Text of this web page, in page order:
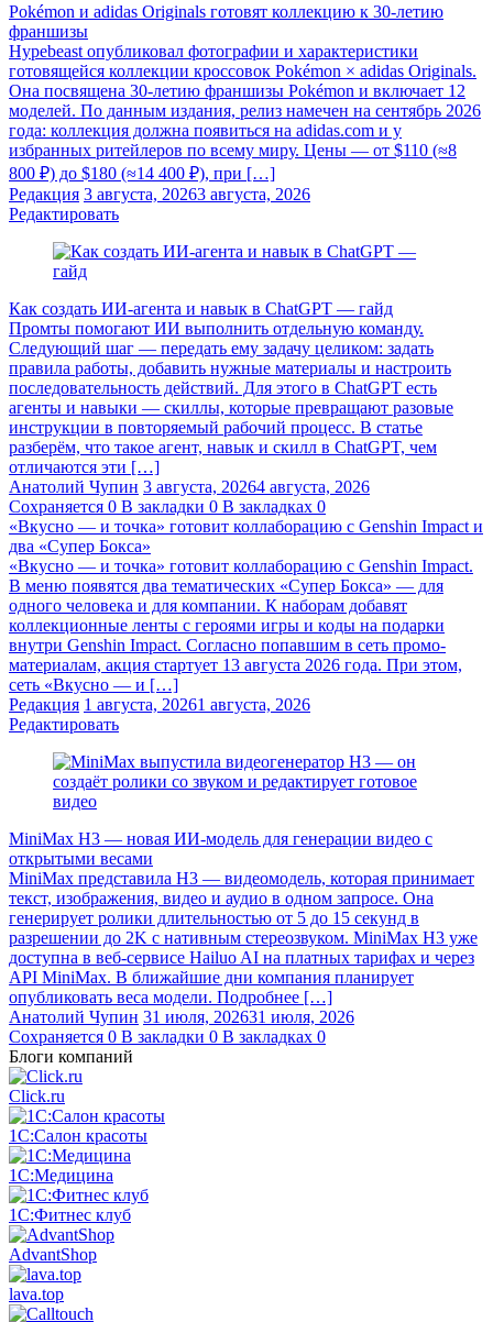
Pokémon и adidas Originals готовят коллекцию к 30-летию
франшизы
Hypebeast опубликовал фотографии и характеристики
готовящейся коллекции кроссовок Pokémon × adidas Originals.
Она посвящена 30-летию франшизы Pokémon и включает 12
моделей. По данным издания, релиз намечен на сентябрь 2026
года: коллекция должна появиться на adidas.com и у
избранных ритейлеров по всему миру. Цены — от $110 (≈8
800 ₽) до $180 (≈14 400 ₽), при […]
Редакция 3 августа, 20263 августа, 2026
Редактировать
Как создать ИИ-агента и навык в ChatGPT — гайд
Промты помогают ИИ выполнить отдельную команду.
Следующий шаг — передать ему задачу целиком: задать
правила работы, добавить нужные материалы и настроить
последовательность действий. Для этого в ChatGPT есть
агенты и навыки — скиллы, которые превращают разовые
инструкции в повторяемый рабочий процесс. В статье
разберём, что такое агент, навык и скилл в ChatGPT, чем
отличаются эти […]
Анатолий Чупин 3 августа, 20264 августа, 2026
Сохраняется 0 В закладки 0 В закладках 0
«Вкусно — и точка» готовит коллаборацию с Genshin Impact и
два «Супер Бокса»
«Вкусно — и точка» готовит коллаборацию с Genshin Impact.
В меню появятся два тематических «Супер Бокса» — для
одного человека и для компании. К наборам добавят
коллекционные ленты с героями игры и коды на подарки
внутри Genshin Impact. Согласно попавшим в сеть промо-
материалам, акция стартует 13 августа 2026 года. При этом,
сеть «Вкусно — и […]
Редакция 1 августа, 20261 августа, 2026
Редактировать
MiniMax H3 — новая ИИ-модель для генерации видео с
открытыми весами
MiniMax представила H3 — видеомодель, которая принимает
текст, изображения, видео и аудио в одном запросе. Она
генерирует ролики длительностью от 5 до 15 секунд в
разрешении до 2K с нативным стереозвуком. MiniMax H3 уже
доступна в веб-сервисе Hailuo AI на платных тарифах и через
API MiniMax. В ближайшие дни компания планирует
опубликовать веса модели. Подробнее […]
Анатолий Чупин 31 июля, 202631 июля, 2026
Сохраняется 0 В закладки 0 В закладках 0
Блоги компаний
Click.ru
1С:Салон красоты
1С:Медицина
1С:Фитнес клуб
AdvantShop
lava.top